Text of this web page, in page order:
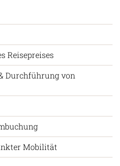
Reisepreises
Durchführung von
Mobilität